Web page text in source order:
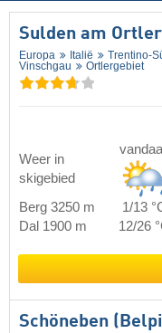
Sulden am
Europa Italië Trentino-
Vinschgau
Ortlergebiet
Weer in
skigebied
Berg 3250 m 1/13
Dal 1900 m
12/26
Schöneben